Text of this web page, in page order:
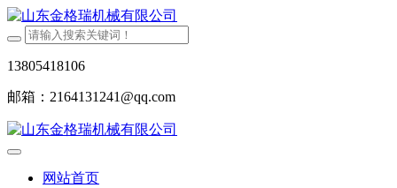
13805418106
邮箱：2164131241@qq.com
网站首页